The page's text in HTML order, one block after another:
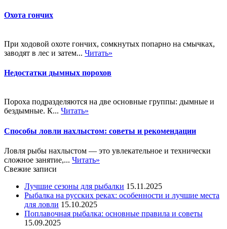
Охота гончих
При ходовой охоте гончих, сомкнутых попарно на смычках,
заводят в лес и затем... Читать»
Недостатки дымных порохов
Пороха подразделяются на две основные группы: дымные и
бездымные. К... Читать»
Способы ловли нахлыстом: советы и рекомендации
Ловля рыбы нахлыстом — это увлекательное и технически
сложное занятие,... Читать»
Свежие записи
Лучшие сезоны для рыбалки 15.11.2025
Рыбалка на русских реках: особенности и лучшие места
для ловли 15.10.2025
Поплавочная рыбалка: основные правила и советы
15.09.2025